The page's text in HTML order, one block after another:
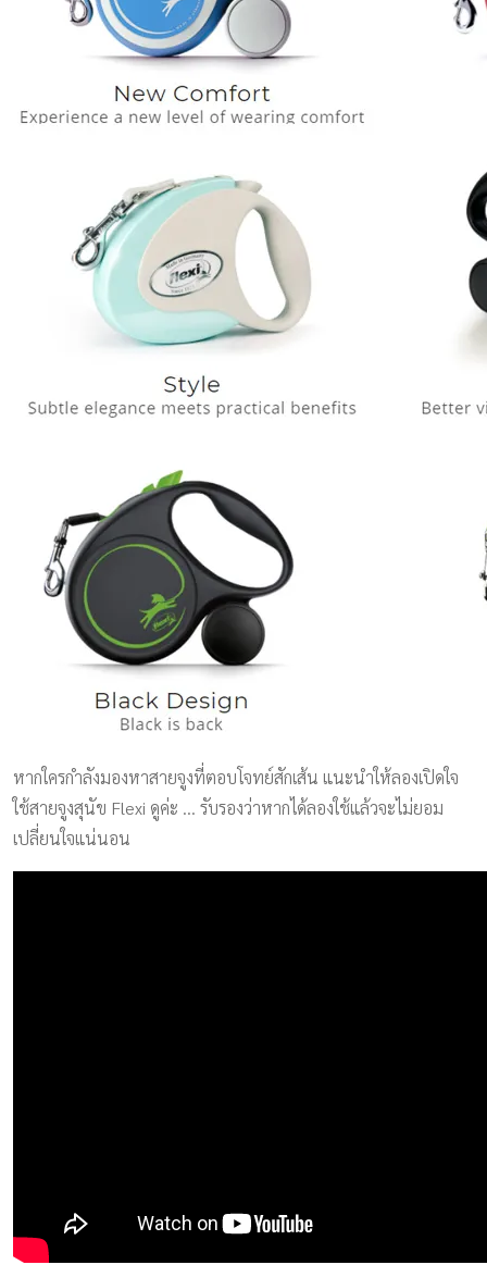
หากใครกำลังมองหาสายจูงที่ตอบโจทย์สักเส้น แนะนำให้ลองเปิดใจ
ใช้สายจูงสุนัข Flexi ดูค่ะ … รับรองว่าหากได้ลองใช้แล้วจะไม่ยอม
เปลี่ยนใจแน่นอน